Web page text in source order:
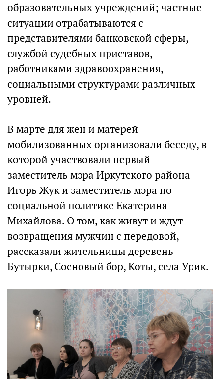
образовательных учреждений; частные
ситуации отрабатываются с
представителями банковской сферы,
службой судебных приставов,
работниками здравоохранения,
социальными структурами различных
уровней.
В марте для жен и матерей
мобилизованных организовали беседу, в
которой участвовали первый
заместитель мэра Иркутского района
Игорь Жук и заместитель мэра по
социальной политике Екатерина
Михайлова. О том, как живут и ждут
возвращения мужчин с передовой,
рассказали жительницы деревень
Бутырки, Сосновый бор, Коты, села Урик.